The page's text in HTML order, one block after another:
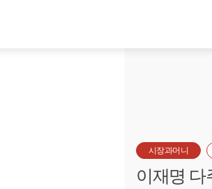
시장과머니
이재명 다